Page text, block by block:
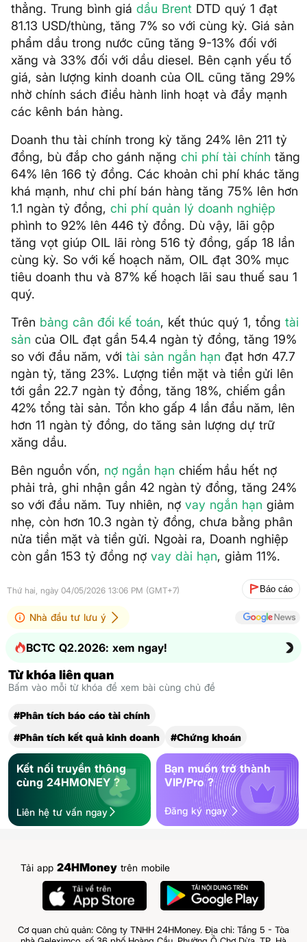
thẳng. Trung bình giá dầu Brent DTD quý 1 đạt
81.13 USD/thùng, tăng 7% so với cùng kỳ. Giá sản
phẩm dầu trong nước cũng tăng 9-13% đối với
xăng và 33% đối với dầu diesel. Bên cạnh yếu tố
giá, sản lượng kinh doanh của OIL cũng tăng 29%
nhờ chính sách điều hành linh hoạt và đẩy mạnh
các kênh bán hàng.
Doanh thu tài chính trong kỳ tăng 24% lên 211 tỷ
đồng, bù đắp cho gánh nặng chi phí tài chính tăng
64% lên 166 tỷ đồng. Các khoản chi phí khác tăng
khá mạnh, như chi phí bán hàng tăng 75% lên hơn
1.1 ngàn tỷ đồng, chi phí quản lý doanh nghiệp
phình to 92% lên 446 tỷ đồng. Dù vậy, lãi gộp
tăng vọt giúp OIL lãi ròng 516 tỷ đồng, gấp 18 lần
cùng kỳ. So với kế hoạch năm, OIL đạt 30% mục
tiêu doanh thu và 87% kế hoạch lãi sau thuế sau 1
quý.
Trên bảng cân đối kế toán, kết thúc quý 1, tổng tài
sản của OIL đạt gần 54.4 ngàn tỷ đồng, tăng 19%
so với đầu năm, với tài sản ngắn hạn đạt hơn 47.7
ngàn tỷ, tăng 23%. Lượng tiền mặt và tiền gửi lên
tới gần 22.7 ngàn tỷ đồng, tăng 18%, chiếm gần
42% tổng tài sản. Tồn kho gấp 4 lần đầu năm, lên
hơn 11 ngàn tỷ đồng, do tăng sản lượng dự trữ
xăng dầu.
Bên nguồn vốn, nợ ngắn hạn chiếm hầu hết nợ
phải trả, ghi nhận gần 42 ngàn tỷ đồng, tăng 24%
so với đầu năm. Tuy nhiên, nợ vay ngắn hạn giảm
nhẹ, còn hơn 10.3 ngàn tỷ đồng, chưa bằng phân
nửa tiền mặt và tiền gửi. Ngoài ra, Doanh nghiệp
còn gần 153 tỷ đồng nợ vay dài hạn, giảm 11%.
Thứ hai, ngày 04/05/2026 13:06 PM (GMT+7) Báo cáo
Nhà đầu tư lưu ý
BCTC Q2.2026: xem ngay!
Từ khóa liên quan
Bấm vào mỗi từ khóa để xem bài cùng chủ đề
#Phân tích báo cáo tài chính
#Phân tích kết quả kinh doanh
#Chứng khoán
Kết nối truyền thông
cùng 24HMONEY ?
Liên hệ tư vấn ngay
Bạn muốn trở thành
VIP/Pro ?
Đăng ký ngay
Tải app 24HMoney trên mobile
Cơ quan chủ quản: Công ty TNHH 24HMoney. Địa chỉ: Tầng 5 - Tòa